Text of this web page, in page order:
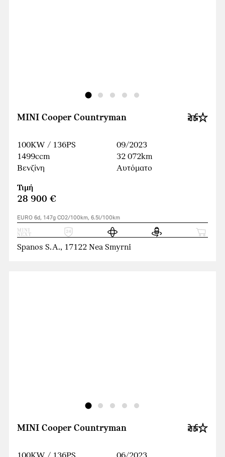
MINI Cooper Countryman
100KW / 136PS
1499ccm
Βενζίνη
09/2023
32 072km
Αυτόματο
Τιμή
28 900 €
EURO 6d, 147g CO2/100km, 6.5l/100km
Spanos S.A., 17122 Nea Smyrni
MINI Cooper Countryman